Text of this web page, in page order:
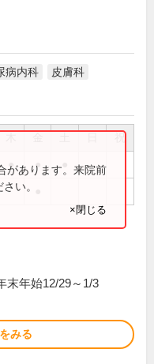
病内科 皮膚科
祝
● ●
があります。来院前
い。
×閉じる
末年始12/29～1/3
みる